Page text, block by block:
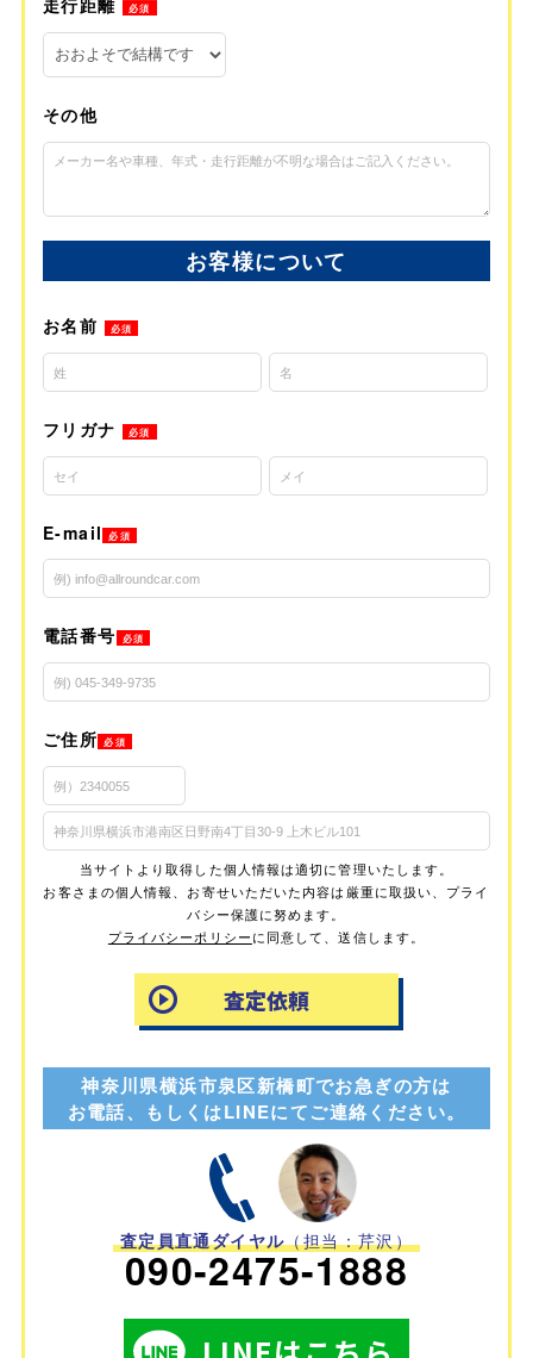
走行距離 必須
その他
お客様について
お名前 必須
フリガナ 必須
E-mail 必須
電話番号 必須
ご住所 必須
当サイトより取得した個人情報は適切に管理いたします。
お客さまの個人情報、お寄せいただいた内容は厳重に取扱い、プライ
バシー保護に努めます。
プライバシーポリシーに同意して、送信します。
神奈川県横浜市泉区新橋町でお急ぎの方は
お電話、もしくはLINEにてご連絡ください。
査定員直通ダイヤル（担当：芹沢）
090-2475-1888